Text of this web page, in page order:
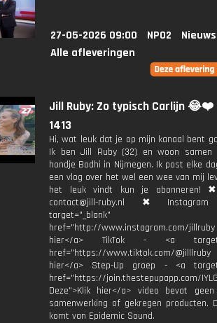
27-05-2026 09:00 NPO2
Alle afleveringen
Jill Ruby: Zo typisch Carlijn
1413
Hi, wat leuk dat je op mijn kanaal bent
Ik ben Jill Ruby (32) en woon
hondje Bodhi in Nijmegen. Ik post elke
een vlog over het wel een wee van mij
het leuk vindt kun je abonneren!
contact@jill-ruby.nl ✖
target="_blank"
href="http://www.instagram.com/
hier</a> TikTok - <a
href="https://www.tiktok.com/
hier</a> Step-Up groep - <a
href="https://join.thestepupapp.com/
Deze">Klik hier</a> video bevat
samenwerking of gekregen producten.
komt van Epidemic Sound.